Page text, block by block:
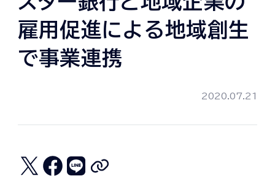
雇用促進による地域創生
で事業連携
2020.07.21